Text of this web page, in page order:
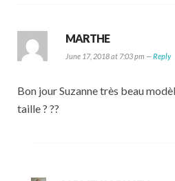
MARTHE
June 17, 2018 at 7:03 pm —Reply
Bon jour Suzanne très beau
taille ? ??